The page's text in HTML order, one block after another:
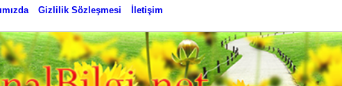
Gizlilik Sözleşmesi İletişim